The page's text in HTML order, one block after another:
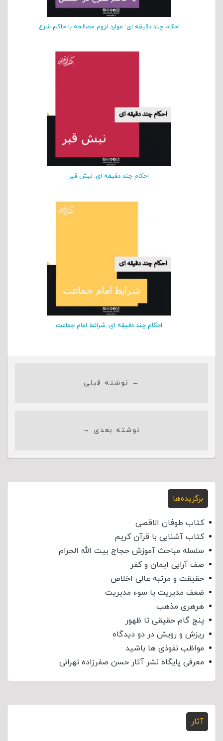
احکام چند دقیقه ای: موارد لزوم مصالحه با حاکم شرع
احکام چند دقیقه ای: نبش قبر
احکام چند دقیقه ای: شرائط امام جماعت
← نوشته قبلی
نوشته بعدی →
برگزیده‌ها
کتاب طوفان الاقصی
کتاب آشنایی با قرآن کریم
سلسله مباحث آموزش حجاج بیت الله الحرام
صف آرایی ایمان و کفر
حقیقت و مرتبه عالی اخلاص
ضعف مدیریت یا سوء مدیریت
هرهری مذهب
پنج گام حقیقی تا ظهور
ریزش و رویش در دو دیدگاه
مواظب نفوذی‌ ها باشید
معرفی پایگاه نشر آثار حسن صفرزاده تهرانی
آثار